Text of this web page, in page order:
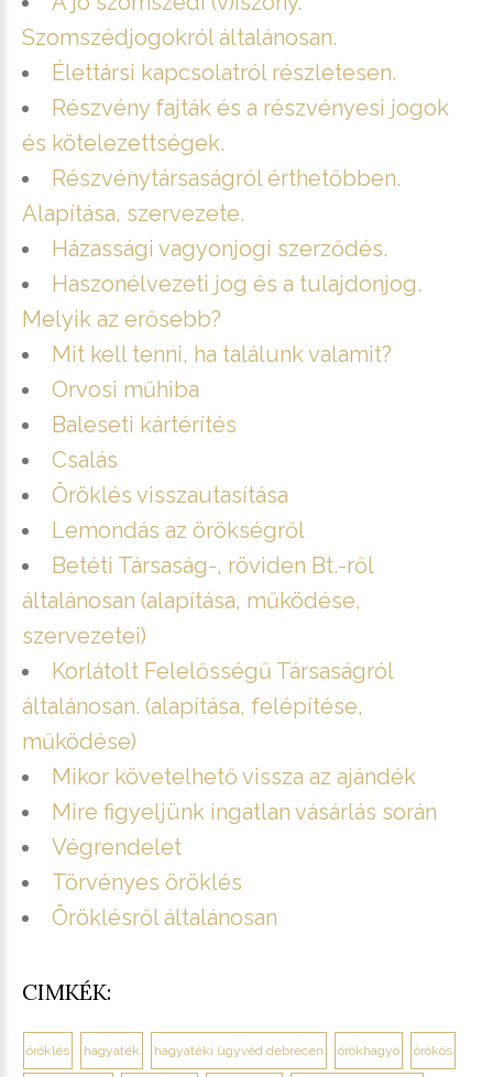
Szomszédjogokról általánosan.
Élettársi kapcsolatról részletesen.
Részvény fajták és a részvényesi jogok
és kötelezettségek.
Részvénytársaságról érthetőbben.
Alapítása, szervezete.
Házassági vagyonjogi szerződés.
Haszonélvezeti jog és a tulajdonjog.
Melyik az erősebb?
Mit kell tenni, ha találunk valamit?
Orvosi műhiba
Baleseti kártérítés
Csalás
Öröklés visszautasítása
Lemondás az örökségről
Betéti Társaság-, röviden Bt.-ről
általánosan (alapítása, működése,
szervezetei)
Korlátolt Felelősségű Társaságról
általánosan. (alapítása, felépítése,
működése)
Mikor követelhető vissza az ajándék
Mire figyeljünk ingatlan vásárlás során
Végrendelet
Törvényes öröklés
Öröklésről általánosan
CIMKÉK:
öröklés hagyaték hagyatéki ügyvéd debrecen örökhagyó örökös